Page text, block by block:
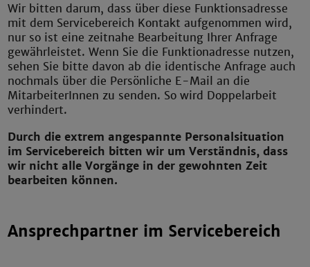
Wir bitten darum, dass über diese Funktionsadresse
mit dem Servicebereich Kontakt aufgenommen wird,
nur so ist eine zeitnahe Bearbeitung Ihrer Anfrage
gewährleistet. Wenn Sie die Funktionadresse nutzen,
sehen Sie bitte davon ab die identische Anfrage auch
nochmals über die Persönliche E-Mail an die
MitarbeiterInnen zu senden. So wird Doppelarbeit
verhindert.
Durch die extrem angespannte Personalsituation
im Servicebereich bitten wir um Verständnis, dass
wir nicht alle Vorgänge in der gewohnten Zeit
bearbeiten können.
Ansprechpartner im Servicebereich